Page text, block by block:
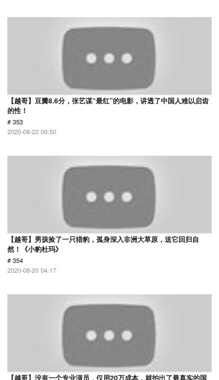
【越哥】豆瓣8.6分，张艺谋“最红”的电影，讲透了中国人难以启齿
的性！
# 353
2020-08-22 09:50
【越哥】男孩捡了一只猎豹，孤身深入非洲大草原，送它回归自
然！《小豹杜玛》
# 354
2020-08-20 04:17
【越哥】没有一个专业演员，仅用20万成本，就拍出了最真实的国